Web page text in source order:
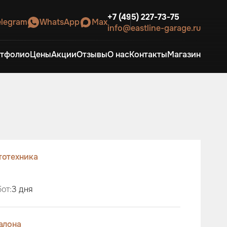
WhatsApp Max+7 (495) 227-73-75
info@eastline-garage.ru
ЦеныАкцииОтзывыО насКонтактыМагазин
3 дня